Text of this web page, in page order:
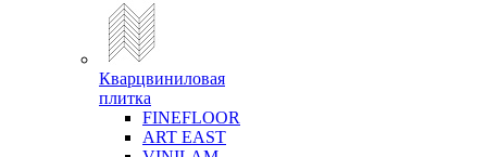
Кварцвиниловая
плитка
FINEFLOOR
ART EAST